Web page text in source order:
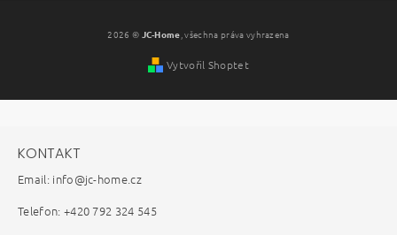
2026 © JC-Home , všechna práva vyhrazena
Vytvořil Shoptet
KONTAKT
Email: info@jc-home.cz
Telefon: +420 792 324 545